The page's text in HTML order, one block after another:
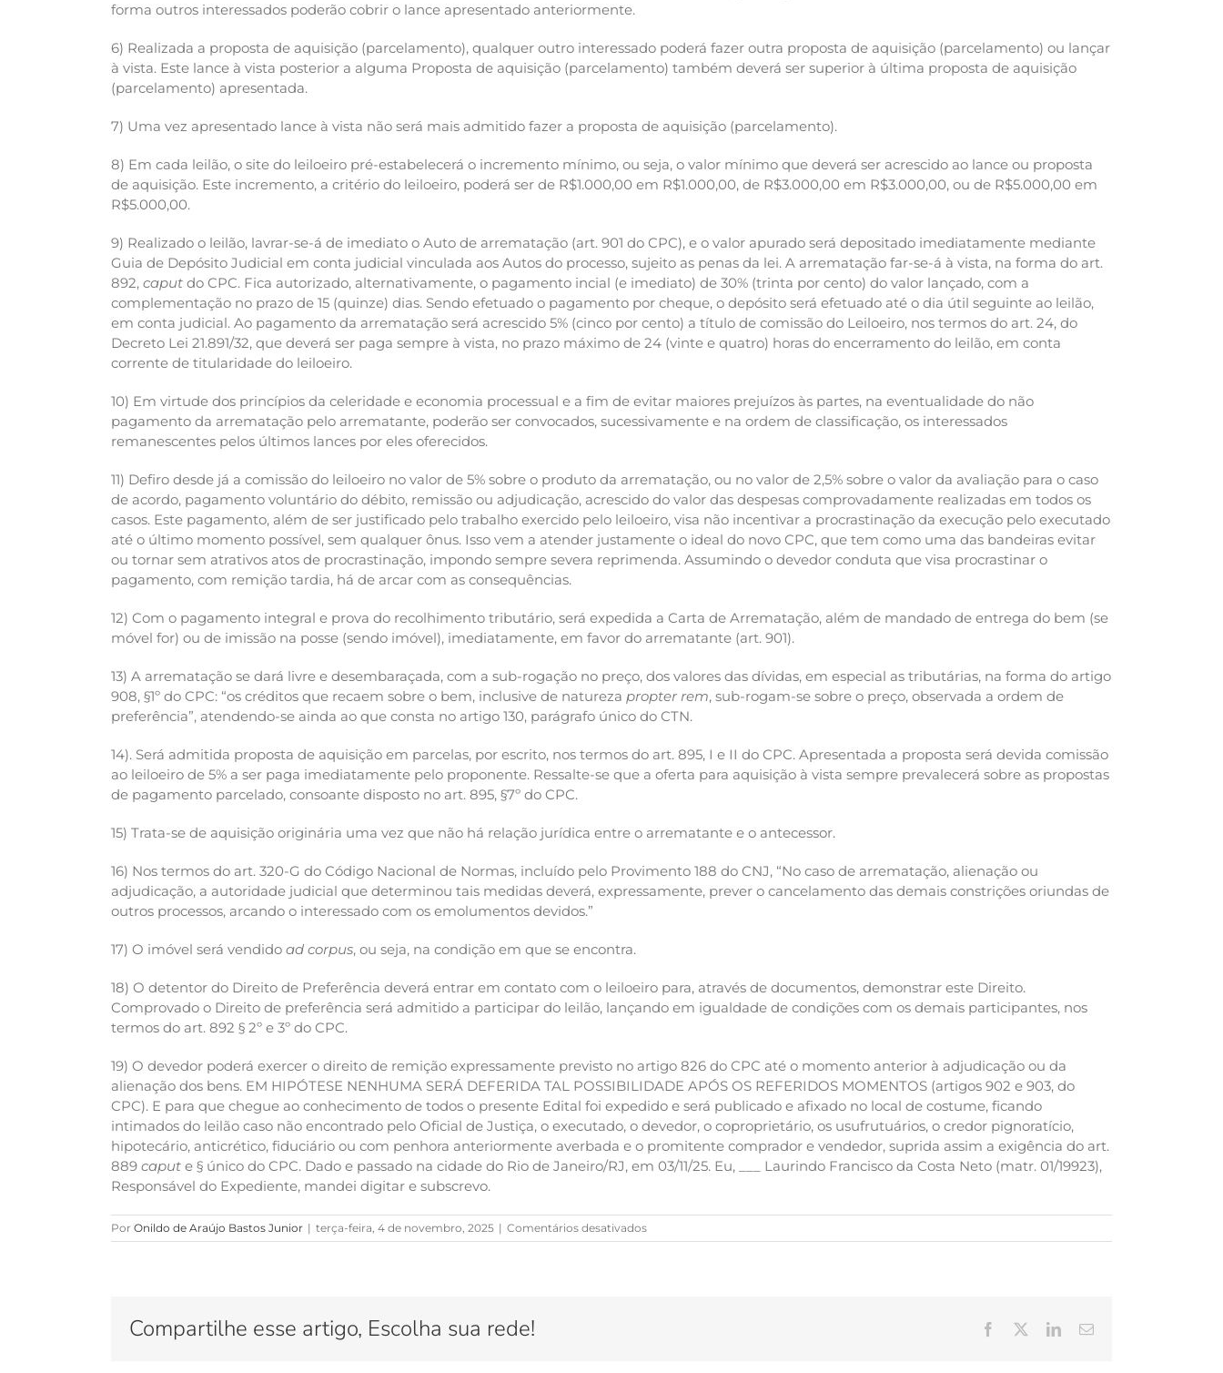
forma outros interessados poderão cobrir o lance apresentado anteriormente.
6) Realizada a proposta de aquisição (parcelamento), qualquer outro interessado poderá fazer outra proposta de aquisição (parcelamento) ou lançar
à vista. Este lance à vista posterior a alguma Proposta de aquisição (parcelamento) também deverá ser superior à última proposta de aquisição
(parcelamento) apresentada.
7) Uma vez apresentado lance à vista não será mais admitido fazer a proposta de aquisição (parcelamento).
8) Em cada leilão, o site do leiloeiro pré-estabelecerá o incremento mínimo, ou seja, o valor mínimo que deverá ser acrescido ao lance ou proposta
de aquisição. Este incremento, a critério do leiloeiro, poderá ser de R$1.000,00 em R$1.000,00, de R$3.000,00 em R$3.000,00, ou de R$5.000,00 em
R$5.000,00.
9) Realizado o leilão, lavrar-se-á de imediato o Auto de arrematação (art. 901 do CPC), e o valor apurado será depositado imediatamente mediante
Guia de Depósito Judicial em conta judicial vinculada aos Autos do processo, sujeito as penas da lei. A arrematação far-se-á à vista, na forma do art.
892, caput do CPC. Fica autorizado, alternativamente, o pagamento incial (e imediato) de 30% (trinta por cento) do valor lançado, com a
complementação no prazo de 15 (quinze) dias. Sendo efetuado o pagamento por cheque, o depósito será efetuado até o dia útil seguinte ao leilão,
em conta judicial. Ao pagamento da arrematação será acrescido 5% (cinco por cento) a título de comissão do Leiloeiro, nos termos do art. 24, do
Decreto Lei 21.891/32, que deverá ser paga sempre à vista, no prazo máximo de 24 (vinte e quatro) horas do encerramento do leilão, em conta
corrente de titularidade do leiloeiro.
10) Em virtude dos princípios da celeridade e economia processual e a fim de evitar maiores prejuízos às partes, na eventualidade do não
pagamento da arrematação pelo arrematante, poderão ser convocados, sucessivamente e na ordem de classificação, os interessados
remanescentes pelos últimos lances por eles oferecidos.
11) Defiro desde já a comissão do leiloeiro no valor de 5% sobre o produto da arrematação, ou no valor de 2,5% sobre o valor da avaliação para o caso
de acordo, pagamento voluntário do débito, remissão ou adjudicação, acrescido do valor das despesas comprovadamente realizadas em todos os
casos. Este pagamento, além de ser justificado pelo trabalho exercido pelo leiloeiro, visa não incentivar a procrastinação da execução pelo executado
até o último momento possível, sem qualquer ônus. Isso vem a atender justamente o ideal do novo CPC, que tem como uma das bandeiras evitar
ou tornar sem atrativos atos de procrastinação, impondo sempre severa reprimenda. Assumindo o devedor conduta que visa procrastinar o
pagamento, com remição tardia, há de arcar com as consequências.
12) Com o pagamento integral e prova do recolhimento tributário, será expedida a Carta de Arrematação, além de mandado de entrega do bem (se
móvel for) ou de imissão na posse (sendo imóvel), imediatamente, em favor do arrematante (art. 901).
13) A arrematação se dará livre e desembaraçada, com a sub-rogação no preço, dos valores das dívidas, em especial as tributárias, na forma do artigo
908, §1º do CPC: “os créditos que recaem sobre o bem, inclusive de natureza propter rem, sub-rogam-se sobre o preço, observada a ordem de
preferência”, atendendo-se ainda ao que consta no artigo 130, parágrafo único do CTN.
14). Será admitida proposta de aquisição em parcelas, por escrito, nos termos do art. 895, I e II do CPC. Apresentada a proposta será devida comissão
ao leiloeiro de 5% a ser paga imediatamente pelo proponente. Ressalte-se que a oferta para aquisição à vista sempre prevalecerá sobre as propostas
de pagamento parcelado, consoante disposto no art. 895, §7º do CPC.
15) Trata-se de aquisição originária uma vez que não há relação jurídica entre o arrematante e o antecessor.
16) Nos termos do art. 320-G do Código Nacional de Normas, incluído pelo Provimento 188 do CNJ, “No caso de arrematação, alienação ou
adjudicação, a autoridade judicial que determinou tais medidas deverá, expressamente, prever o cancelamento das demais constrições oriundas de
outros processos, arcando o interessado com os emolumentos devidos.”
17) O imóvel será vendido ad corpus, ou seja, na condição em que se encontra.
18) O detentor do Direito de Preferência deverá entrar em contato com o leiloeiro para, através de documentos, demonstrar este Direito.
Comprovado o Direito de preferência será admitido a participar do leilão, lançando em igualdade de condições com os demais participantes, nos
termos do art. 892 § 2º e 3º do CPC.
19) O devedor poderá exercer o direito de remição expressamente previsto no artigo 826 do CPC até o momento anterior à adjudicação ou da
alienação dos bens. EM HIPÓTESE NENHUMA SERÁ DEFERIDA TAL POSSIBILIDADE APÓS OS REFERIDOS MOMENTOS (artigos 902 e 903, do
CPC). E para que chegue ao conhecimento de todos o presente Edital foi expedido e será publicado e afixado no local de costume, ficando
intimados do leilão caso não encontrado pelo Oficial de Justiça, o executado, o devedor, o coproprietário, os usufrutuários, o credor pignoratício,
hipotecário, anticrético, fiduciário ou com penhora anteriormente averbada e o promitente comprador e vendedor, suprida assim a exigência do art.
889 caput e § único do CPC. Dado e passado na cidade do Rio de Janeiro/RJ, em 03/11/25. Eu, ___ Laurindo Francisco da Costa Neto (matr. 01/19923),
Responsável do Expediente, mandei digitar e subscrevo.
Por Onildo de Araújo Bastos Junior | terça-feira, 4 de novembro, 2025 | Comentários desativadosem
Apartamento
Compartilhe esse artigo, Escolha sua rede! Facebook LinkedIn
E-